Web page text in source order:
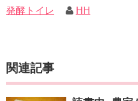
発酵トイレ
HH
関連記事